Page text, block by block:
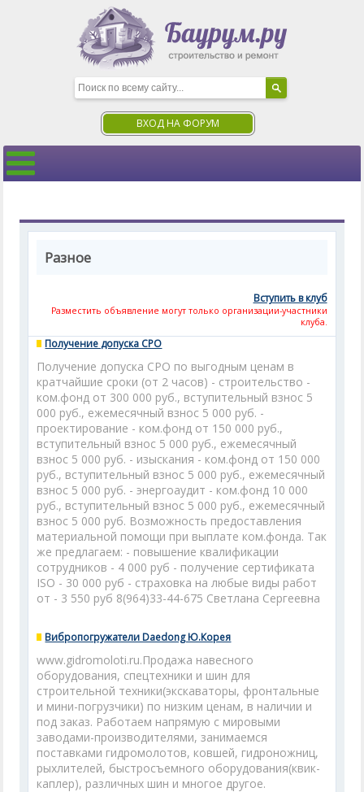
ВХОД НА ФОРУМ
Разное
Вступить в клуб
Разместить объявление могут только организации-участники
клуба.
Получение допуска СРО
Получение допуска СРО по выгодным ценам в
кратчайшие сроки (от 2 часов) - строительство -
ком.фонд от 300 000 руб., вступительный взнос 5
000 руб., ежемесячный взнос 5 000 руб. -
проектирование - ком.фонд от 150 000 руб.,
вступительный взнос 5 000 руб., ежемесячный
взнос 5 000 руб. - изыскания - ком.фонд от 150 000
руб., вступительный взнос 5 000 руб., ежемесячный
взнос 5 000 руб. - энергоаудит - ком.фонд 10 000
руб., вступительный взнос 5 000 руб., ежемесячный
взнос 5 000 руб. Возможность предоставления
материальной помощи при выплате ком.фонда. Так
же предлагаем: - повышение квалификации
сотрудников - 4 000 руб - получение сертификата
ISO - 30 000 руб - страховка на любые виды работ
от - 3 550 руб 8(964)33-44-675 Светлана Сергеевна
Вибропогружатели Daedong Ю.Корея
www.gidromoloti.ru.Продажа навесного
оборудования, спецтехники и шин для
строительной техники(экскаваторы, фронтальные
и мини-погрузчики) по низким ценам, в наличии и
под заказ. Работаем напрямую с мировыми
заводами-производителями, занимаемся
поставками гидромолотов, ковшей, гидроножниц,
рыхлителей, быстросъемного оборудования(квик-
каплер), различных шин и многое другое.